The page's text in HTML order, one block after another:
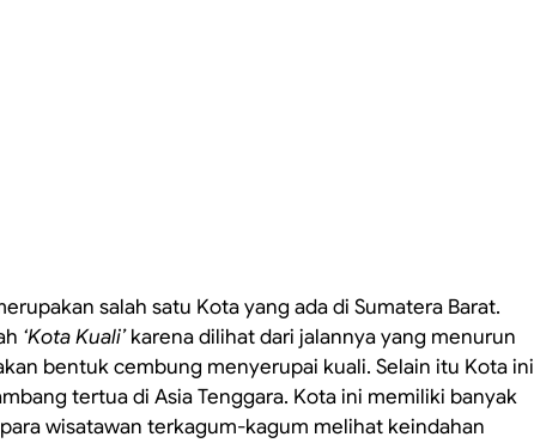
salah satu Kota yang ada di Sumatera Barat.
‘Kota Kuali’karena dilihat dari jalannya yang menurun
bentuk cembung menyerupai kuali. Selain itu Kota ini
tertua di Asia Tenggara. Kota ini memiliki banyak
wisatawan terkagum-kagum melihat keindahan